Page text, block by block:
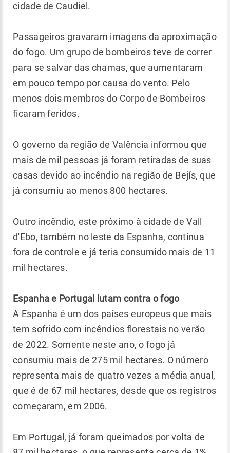
cidade de Caudiel.
Passageiros gravaram imagens da aproximação
do fogo. Um grupo de bombeiros teve de correr
para se salvar das chamas, que aumentaram
em pouco tempo por causa do vento. Pelo
menos dois membros do Corpo de Bombeiros
ficaram feridos.
O governo da região de Valência informou que
mais de mil pessoas já foram retiradas de suas
casas devido ao incêndio na região de Bejís, que
já consumiu ao menos 800 hectares.
Outro incêndio, este próximo à cidade de Vall
d'Ebo, também no leste da Espanha, continua
fora de controle e já teria consumido mais de 11
mil hectares.
Espanha e Portugal lutam contra o fogo
A Espanha é um dos países europeus que mais
tem sofrido com incêndios florestais no verão
de 2022. Somente neste ano, o fogo já
consumiu mais de 275 mil hectares. O número
representa mais de quatro vezes a média anual,
que é de 67 mil hectares, desde que os registros
começaram, em 2006.
Em Portugal, já foram queimados por volta de